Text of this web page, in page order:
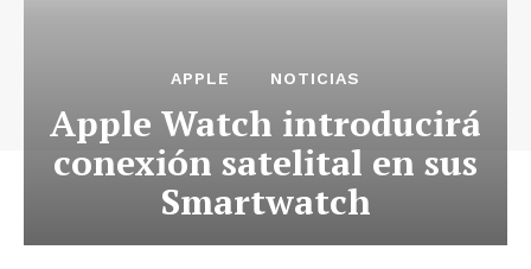
APPLE NOTICIAS
Apple Watch introducirá
conexión satelital en sus
Smartwatch